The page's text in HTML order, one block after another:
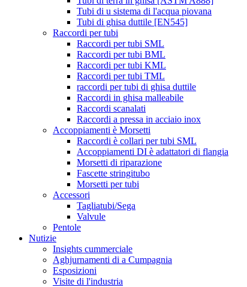
Tubi di u sistema di l'acqua piovana
Tubi di ghisa duttile [EN545]
Raccordi per tubi
Raccordi per tubi SML
Raccordi per tubi BML
Raccordi per tubi KML
Raccordi per tubi TML
raccordi per tubi di ghisa duttile
Raccordi in ghisa malleabile
Raccordi scanalati
Raccordi a pressa in acciaio inox
Accoppiamenti è Morsetti
Raccordi è collari per tubi SML
Accoppiamenti DI è adattatori di flangia
Morsetti di riparazione
Fascette stringitubo
Morsetti per tubi
Accessori
Tagliatubi/Sega
Valvule
Pentole
Nutizie
Insights cummerciale
Aghjurnamenti di a Cumpagnia
Esposizioni
Visite di l'industria